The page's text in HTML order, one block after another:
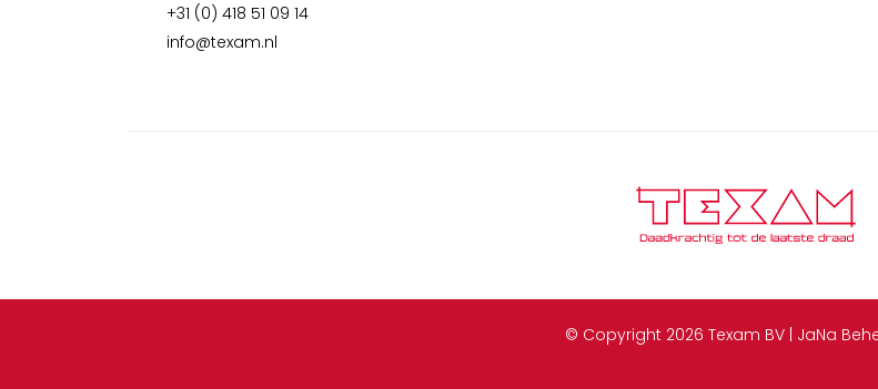
+31 (0) 418 51 09 14
info@texam.nl
© Copyright 2026 Texam BV | JaNa